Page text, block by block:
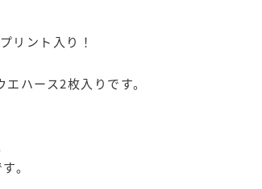
リント入り！
ハース2枚入りです。
。